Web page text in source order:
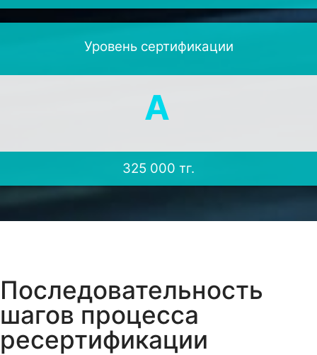
Уровень сертификации
A
325 000 тг.
Последовательность
шагов процесса
ресертификации